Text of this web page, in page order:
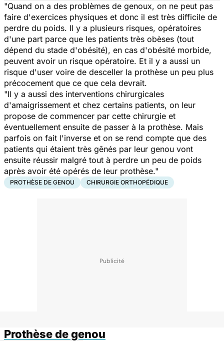
"Quand on a des problèmes de genoux, on ne peut pas
faire d'exercices physiques et donc il est très difficile de
perdre du poids. Il y a plusieurs risques, opératoires
d'une part parce que les patients très obèses (tout
dépend du stade d'obésité), en cas d'obésité morbide,
peuvent avoir un risque opératoire. Et il y a aussi un
risque d'user voire de desceller la prothèse un peu plus
précocement que ce que cela devrait.
"Il y a aussi des interventions chirurgicales
d'amaigrissement et chez certains patients, on leur
propose de commencer par cette chirurgie et
éventuellement ensuite de passer à la prothèse. Mais
parfois on fait l'inverse et on se rend compte que des
patients qui étaient très gênés par leur genou vont
ensuite réussir malgré tout à perdre un peu de poids
après avoir été opérés de leur prothèse."
PROTHÈSE DE GENOU CHIRURGIE ORTHOPÉDIQUE
Prothèse de genou